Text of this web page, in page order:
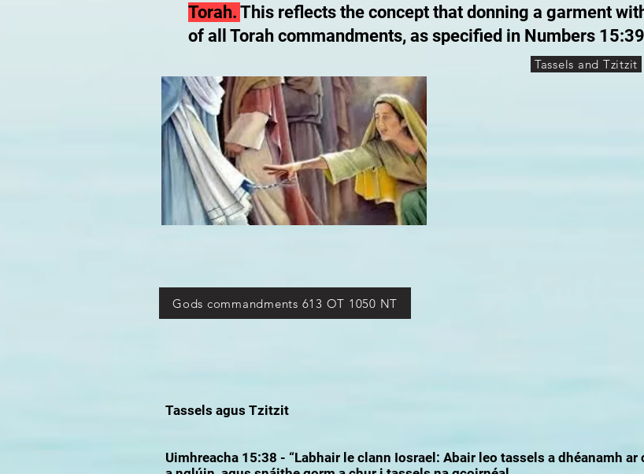
Torah. This reflects the concept that donning a garment
of all Torah commandments, as specified in Numbers
Tassels and Tzitzit
Gods commandments 613 OT 1050 NT
Tassels agus Tzitzit
Uimhreacha 15:38 - “Labhair le clann Iosrael: Abair leo tassels a dhéanamh